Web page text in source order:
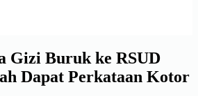
Gizi Buruk ke RSUD
Dapat Perkataan Kotor